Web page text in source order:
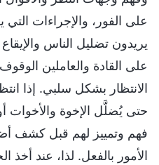
على الفور، والإجراءات التي
يريدون تضليل الناس
على القادة والعاملين
الانتظار بشكل سلبي. إذا
حتى يُضلَّل الإخوة والأخوات
فهم وتمييز لهم قبل كشف
الأمور بالفعل. لذا، عند أخذ